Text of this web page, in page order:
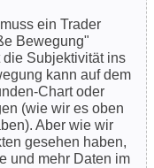
ein Trader
Bewegung"
Subjektivität ins
kann auf dem
Chart oder
(wie wir es oben
Aber wie wir
gesehen haben,
und mehr Daten im